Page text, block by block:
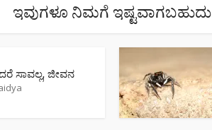
ಇವುಗಳೂ ನಿಮಗೆ ಇಷ್ಟವಾಗಬಹುದು
ಸಾವಲ್ಲ, ಜೀವನ